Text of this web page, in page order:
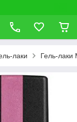
лаки Гель-лаки